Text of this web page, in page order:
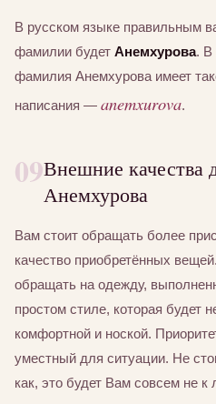
В русском языке правильным
фамилии будет Анемхурова. В
фамилия Анемхурова имеет
написания — anemxurova.
09Внешние качества
Анемхурова
Вам стоит обращать более
качество приобретённых
обращать на одежду,
простом стиле, которая будет
комфортной и ноской.
уместный для ситуации. Не
как, это будет Вам совсем не к